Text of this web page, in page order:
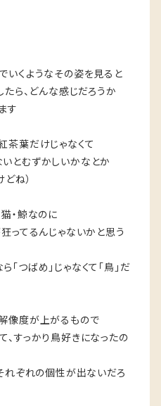
いくようなその姿を見ると
たら、どんな感じだろうか
す
茶葉だけじゃなくて
とむずかしいかなとか
ね）
・鯨なのに
ってるんじゃないかと思う
つばめ」じゃなくて「鳥」だ
像度が上がるもので
、すっかり鳥好きになったの
れぞれの個性が出ないだろ